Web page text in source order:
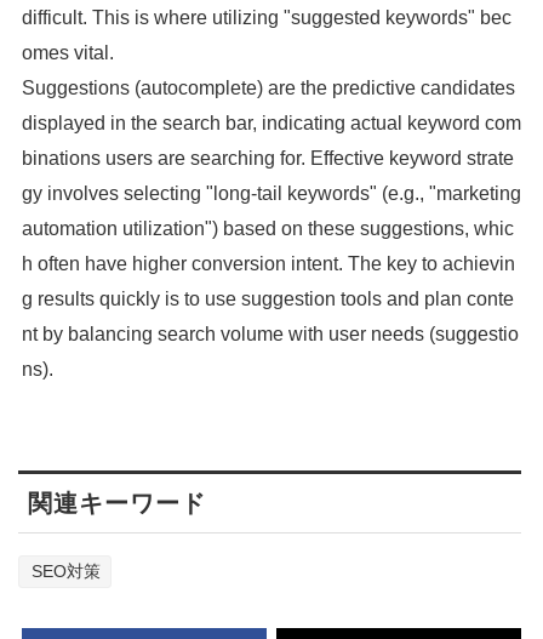
difficult. This is where utilizing "suggested keywords" bec
omes vital.
Suggestions (autocomplete) are the predictive candidates
displayed in the search bar, indicating actual keyword com
binations users are searching for. Effective keyword strate
gy involves selecting "long-tail keywords" (e.g., "marketing
automation utilization") based on these suggestions, whic
h often have higher conversion intent. The key to achievin
g results quickly is to use suggestion tools and plan conte
nt by balancing search volume with user needs (suggestio
ns).
関連キーワード
SEO対策